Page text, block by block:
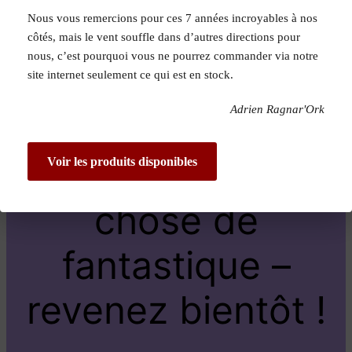
Pardon pour le
dérangement !
Nous travaillons
sur quelque
chose de
fantastique –
revenez bientôt !
Nous vous remercions pour ces 7 années incroyables à nos
côtés, mais le vent souffle dans d’autres directions pour
nous, c’est pourquoi vous ne pourrez commander via notre
site internet seulement ce qui est en stock.
Adrien Ragnar'Ork
Voir les produits disponibles